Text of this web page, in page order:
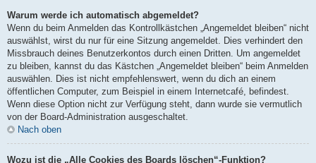
Warum werde ich automatisch abgemeldet?
Wenn du beim Anmelden das Kontrollkästchen „Angemeldet bleiben“ nicht
auswählst, wirst du nur für eine Sitzung angemeldet. Dies verhindert den
Missbrauch deines Benutzerkontos durch einen Dritten. Um angemeldet
zu bleiben, kannst du das Kästchen „Angemeldet bleiben“ beim Anmelden
auswählen. Dies ist nicht empfehlenswert, wenn du dich an einem
öffentlichen Computer, zum Beispiel in einem Internetcafé, befindest.
Wenn diese Option nicht zur Verfügung steht, dann wurde sie vermutlich
von der Board-Administration ausgeschaltet.
Nach oben
Wozu ist die „Alle Cookies des Boards löschen“-Funktion?